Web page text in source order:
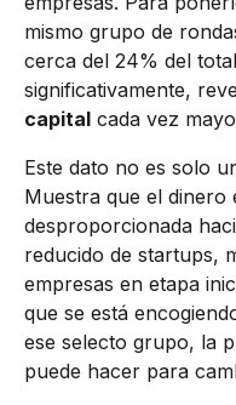
mismo grupo de
cerca del 24% del
significativamente,
capital cada vez
Este dato no es solo
Muestra que el
desproporcionada
reducido de startups,
empresas en etapa
que se está
ese selecto grupo, la
puede hacer para